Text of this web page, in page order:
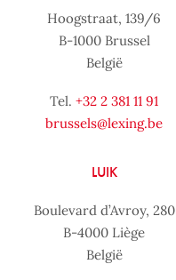
Hoogstraat, 139/6
B-1000 Brussel
België
Tel. +32 2 381 11 91
brussels@lexing.be
LUIK
Boulevard d’Avroy, 280
B-4000 Liège
België